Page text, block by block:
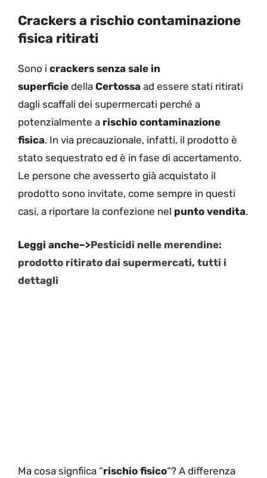
Crackers a rischio contaminazione
fisica ritirati
Sono i crackers senza sale in
superficie della Certossa ad essere stati ritirati
dagli scaffali dei supermercati perché a
potenzialmente a rischio contaminazione
fisica. In via precauzionale, infatti, il prodotto è
stato sequestrato ed è in fase di accertamento.
Le persone che avesserto già acquistato il
prodotto sono invitate, come sempre in questi
casi, a riportare la confezione nel punto vendita.
Leggi anche–>Pesticidi nelle merendine:
prodotto ritirato dai supermercati, tutti i
dettagli
Ma cosa signfiica “rischio fisico“? A differenza